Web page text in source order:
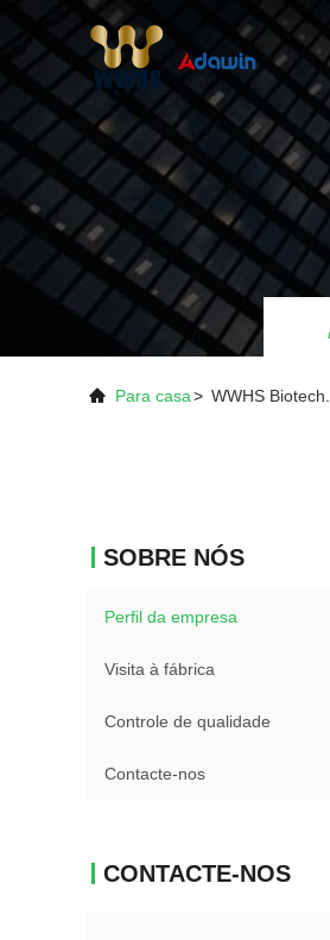
Para casa> WWHS
SOBRE NÓS
Perfil da empresa
Visita à fábrica
Controle de qualidade
Contacte-nos
CONTACTE-NOS